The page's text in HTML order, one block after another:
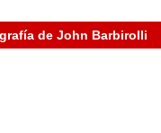
de John Barbirolli